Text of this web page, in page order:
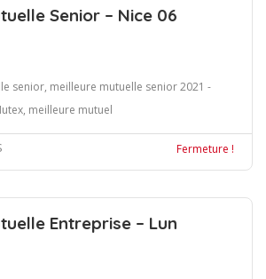
Senior – Nice 06
senior, meilleure mutuelle senior 2021 -
meilleure mutuel
Fermeture !
Entreprise – Lun